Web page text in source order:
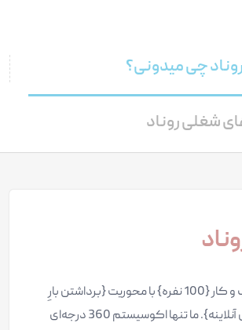
روناد چی میدونی؟
شغلی روناد
روناد یه کسب و کار {100 نفره‌} با محوریت {برداشتن بارِ
ارسال از فروش آنلاینه}. ما تنها اکوسیستم 360 درجه‌ای